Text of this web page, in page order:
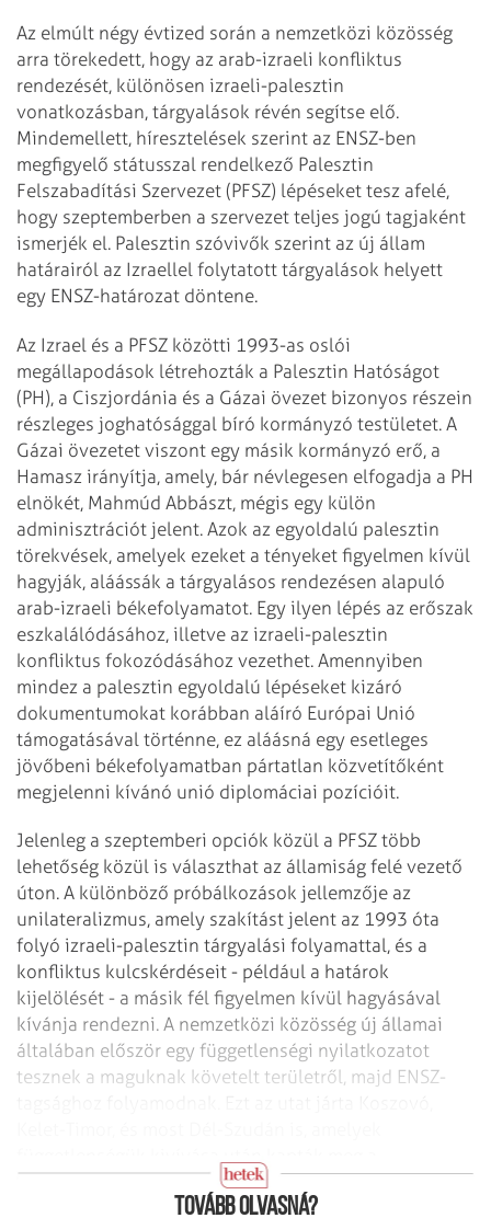
Az elmúlt négy évtized során a nemzetközi közösség
arra törekedett, hogy az arab-izraeli konfliktus
rendezését, különösen izraeli-palesztin
vonatkozásban, tárgyalások révén segítse elő.
Mindemellett, híresztelések szerint az ENSZ-ben
megfigyelő státusszal rendelkező Palesztin
Felszabadítási Szervezet (PFSZ) lépéseket tesz afelé,
hogy szeptemberben a szervezet teljes jogú tagjaként
ismerjék el. Palesztin szóvivők szerint az új állam
határairól az Izraellel folytatott tárgyalások helyett
egy ENSZ-határozat döntene.
Az Izrael és a PFSZ közötti 1993-as oslói
megállapodások létrehozták a Palesztin Hatóságot
(PH), a Ciszjordánia és a Gázai övezet bizonyos részein
részleges joghatósággal bíró kormányzó testületet. A
Gázai övezetet viszont egy másik kormányzó erő, a
Hamasz irányítja, amely, bár névlegesen elfogadja a PH
elnökét, Mahmúd Abbászt, mégis egy külön
adminisztrációt jelent. Azok az egyoldalú palesztin
törekvések, amelyek ezeket a tényeket figyelmen kívül
hagyják, aláássák a tárgyalásos rendezésen alapuló
arab-izraeli békefolyamatot. Egy ilyen lépés az erőszak
eszkalálódásához, illetve az izraeli-palesztin
konfliktus fokozódásához vezethet. Amennyiben
mindez a palesztin egyoldalú lépéseket kizáró
dokumentumokat korábban aláíró Európai Unió
támogatásával történne, ez aláásná egy esetleges
jövőbeni békefolyamatban pártatlan közvetítőként
megjelenni kívánó unió diplomáciai pozícióit.
Jelenleg a szeptemberi opciók közül a PFSZ több
lehetőség közül is választhat az államiság felé vezető
úton. A különböző próbálkozások jellemzője az
unilateralizmus, amely szakítást jelent az 1993 óta
folyó izraeli-palesztin tárgyalási folyamattal, és a
konfliktus kulcskérdéseit - például a határok
kijelölését - a másik fél figyelmen kívül hagyásával
kívánja rendezni. A nemzetközi közösség új államai
általában először egy függetlenségi nyilatkozatot
tesznek a maguknak követelt területről, majd ENSZ-
nemzetközi elismerést, és váltak az ENSZ tagjaivá.
Tovább olvasná?